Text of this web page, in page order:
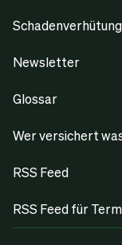
Schadenverhütung
Newsletter
Glossar
Wer versichert
RSS Feed
RSS Feed für